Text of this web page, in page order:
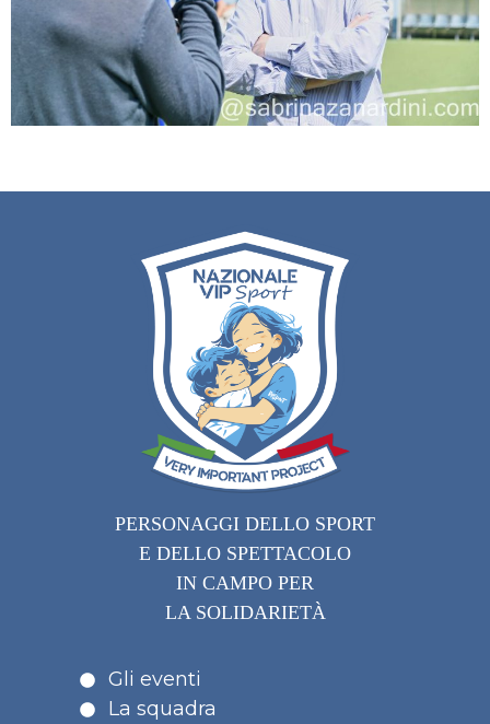
PERSONAGGI DELLO SPORT
E DELLO SPETTACOLO
IN CAMPO PER
LA SOLIDARIETÀ
Gli eventi
La squadra